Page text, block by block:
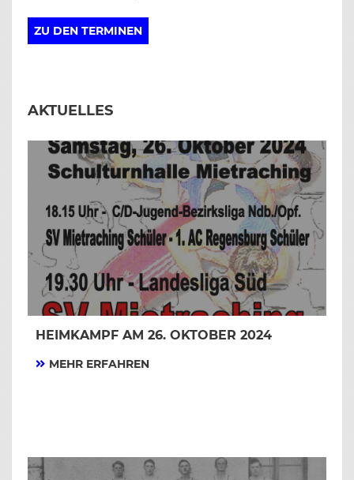
ZU DEN TERMINEN
AKTUELLES
HEIMKAMPF AM 26. OKTOBER 2024
MEHR ERFAHREN